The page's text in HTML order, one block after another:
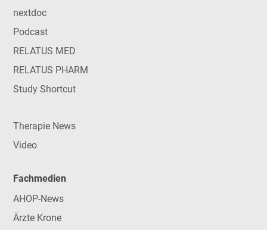
nextdoc
Podcast
RELATUS MED
RELATUS PHARM
Study Shortcut
Therapie News
Video
Fachmedien
AHOP-News
Ärzte Krone